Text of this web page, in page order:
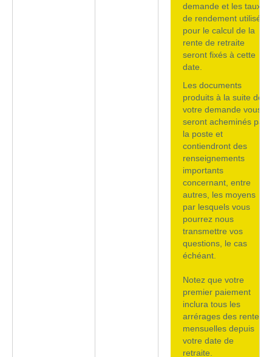
demande et les taux
de rendement utilisés
pour le calcul de la
rente de retraite
seront fixés à cette
date.
Les documents
produits à la suite de
votre demande vous
seront acheminés par
la poste et
contiendront des
renseignements
importants
concernant, entre
autres, les moyens
par lesquels vous
pourrez nous
transmettre vos
questions, le cas
échéant.
Notez que votre
premier paiement
inclura tous les
arrérages des rentes
mensuelles depuis
votre date de
retraite.